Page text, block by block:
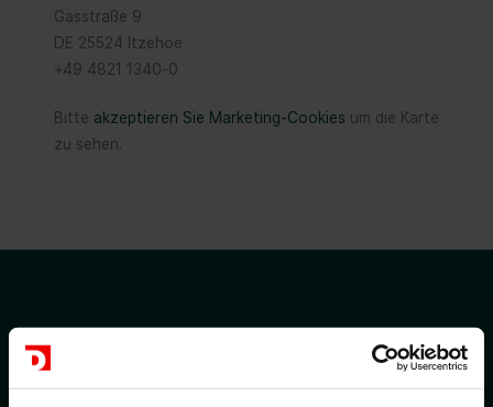
Gasstraße 9
DE 25524 Itzehoe
+49 4821 1340-0
Bitte akzeptieren Sie Marketing-Cookies um die Karte
zu sehen.